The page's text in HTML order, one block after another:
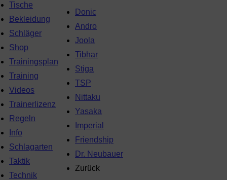
Tische
Bekleidung
Schläger
Shop
Trainingsplan
Training
Videos
Trainerlizenz
Regeln
Info
Schlagarten
Taktik
Technik
Donic
Andro
Joola
Tibhar
Stiga
TSP
Nittaku
Yasaka
Imperial
Friendship
Dr. Neubauer
Zurück